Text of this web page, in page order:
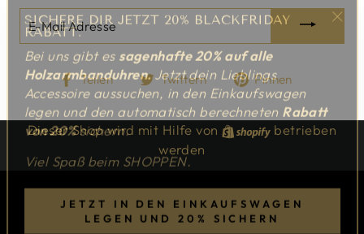
E-
MAIL
ADRESSE
Teilen
Auf
Facebook
teilen
Twittern
Auf
Twitter
twittern
Pinnen
Pinterest
pinnen
Dieser Shop wird mit Hilfe von
Shopify
betrieben
werden
SICHERE DIR JETZT 20% BLACKFRIDAY
RABATT.
Bei uns gibt essagenhafte 20% auf alle
Holzarmbanduhren.Jetzt dein Lieblings
Accessoire aussuchen, in den Einkaufswagen
legen und den automatisch berechnetenRabatt
von 20%sichern.
Viel Spaß beim SHOPPEN.
LEGEN UND 20% SICHERN